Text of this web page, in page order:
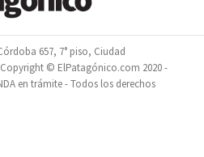
657, 7° piso, Ciudad
© ElPatagónico.com 2020 -
en trámite - Todos los derechos